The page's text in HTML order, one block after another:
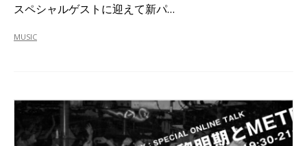
スペシャルゲストに迎えて新パ…
MUSIC